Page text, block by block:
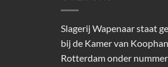
Slagerij Wapenaar staat
bij de Kamer van
Rotterdam onder